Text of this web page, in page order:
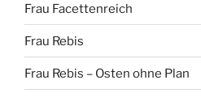
Frau Facettenreich
Frau Rebis
Frau Rebis – Osten ohne Plan